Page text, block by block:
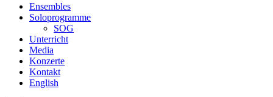
Ensembles
Soloprogramme
SOG
Unterricht
Media
Konzerte
Kontakt
English